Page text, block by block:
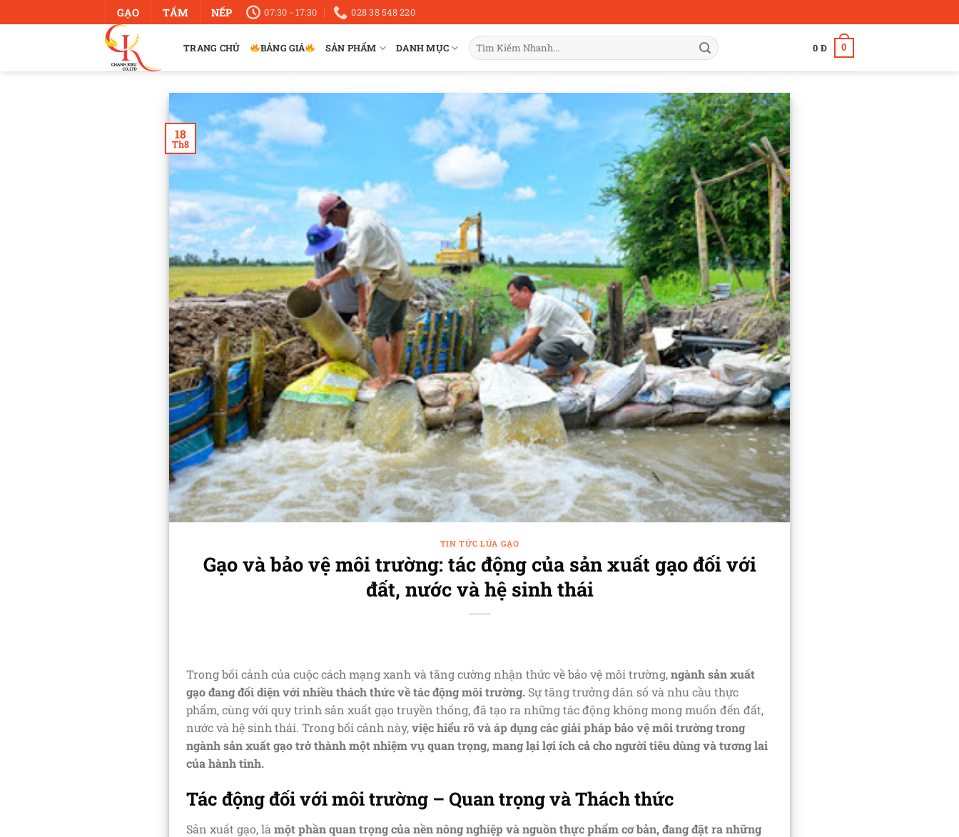
qua
GẠO TẤM NẾP 07:30 - 17:30 028 38 548 220
TRANG CHỦ BẢNG GIÁ SẢN PHẨM DANH MỤC
Tìm
kiếm:
0 Đ 0
18
Th8
TIN TỨC LÚA GẠO
Gạo và bảo vệ môi trường: tác động của sản xuất gạo đối với
đất, nước và hệ sinh thái
Trong bối cảnh của cuộc cách mạng xanh và tăng cường nhận thức về bảo vệ môi trường,ngành sản xuất
gạo đang đối diện với nhiều thách thức về tác động môi trường. Sự tăng trưởng dân số và nhu cầu thực
phẩm, cùng với quy trình sản xuất gạo truyền thống, đã tạo ra những tác động không mong muốn đến đất,
nước và hệ sinh thái. Trong bối cảnh này,việc hiểu rõ và áp dụng các giải pháp bảo vệ môi trường trong
ngành sản xuất gạo trở thành một nhiệm vụ quan trọng, mang lại lợi ích cả cho người tiêu dùng và tương lai
của hành tinh.
Tác động đối với môi trường – Quan trọng và Thách thức
Sản xuất gạo, là một phần quan trọng của nền nông nghiệp và nguồn thực phẩm cơ bản, đang đặt ra những